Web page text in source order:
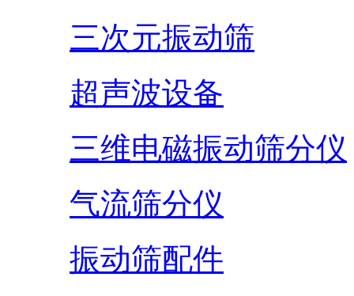
三次元振动筛
超声波设备
三维电磁振动筛分仪
气流筛分仪
振动筛配件